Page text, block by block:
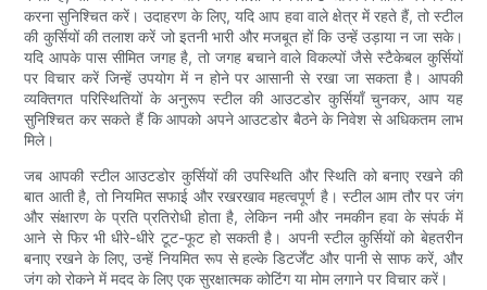
करना सुनिश्चित करें। उदाहरण के लिए, यदि आप हवा वाले क्षेत्र में रहते हैं, तो स्टील
की कुर्सियों की तलाश करें जो इतनी भारी और मजबूत हों कि उन्हें उड़ाया न जा सके।
यदि आपके पास सीमित जगह है, तो जगह बचाने वाले विकल्पों जैसे स्टैकेबल कुर्सियों
पर विचार करें जिन्हें उपयोग में न होने पर आसानी से रखा जा सकता है। आपकी
व्यक्तिगत परिस्थितियों के अनुरूप स्टील की आउटडोर कुर्सियाँ चुनकर, आप यह
सुनिश्चित कर सकते हैं कि आपको अपने आउटडोर बैठने के निवेश से अधिकतम लाभ
मिले।
जब आपकी स्टील आउटडोर कुर्सियों की उपस्थिति और स्थिति को बनाए रखने की
बात आती है, तो नियमित सफाई और रखरखाव महत्वपूर्ण है। स्टील आम तौर पर जंग
और संक्षारण के प्रति प्रतिरोधी होता है, लेकिन नमी और नमकीन हवा के संपर्क में
आने से फिर भी धीरे-धीरे टूट-फूट हो सकती है। अपनी स्टील कुर्सियों को बेहतरीन
बनाए रखने के लिए, उन्हें नियमित रूप से हल्के डिटर्जेंट और पानी से साफ करें, और
जंग को रोकने में मदद के लिए एक सुरक्षात्मक कोटिंग या मोम लगाने पर विचार करें।